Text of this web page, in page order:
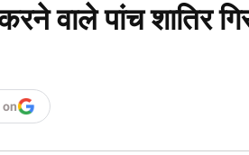
वाले पांच शातिर